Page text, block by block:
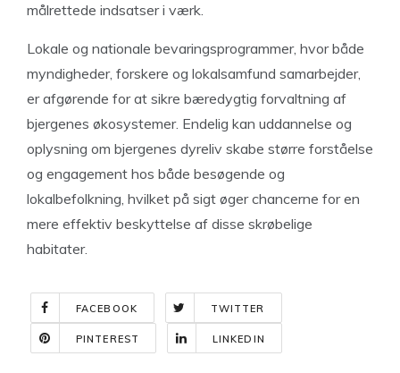
målrettede indsatser i værk.
Lokale og nationale bevaringsprogrammer, hvor både
myndigheder, forskere og lokalsamfund samarbejder,
er afgørende for at sikre bæredygtig forvaltning af
bjergenes økosystemer. Endelig kan uddannelse og
oplysning om bjergenes dyreliv skabe større forståelse
og engagement hos både besøgende og
lokalbefolkning, hvilket på sigt øger chancerne for en
mere effektiv beskyttelse af disse skrøbelige
habitater.
FACEBOOK TWITTER
PINTEREST LINKEDIN